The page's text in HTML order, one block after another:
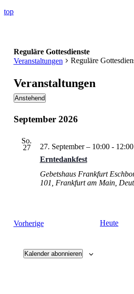
top
Reguläre Gottesdienste
Veranstaltungen
Reguläre
Veranstaltungen
Anstehend
wählen.
September 2026
So.
27
Erntedankfest
27. September – 10:00- 12:00
Gebetshaus Frankfurt
101, Frankfurt am Main,
VorherigeVeranstaltungen Heute
Kalender abonnieren